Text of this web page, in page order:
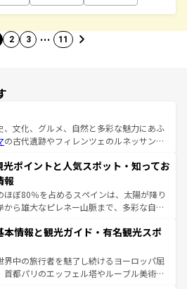
2 3 … 11
、文化、グルメ、自然と多彩な魅力にあふ
の古代遺跡やフィレンツェのルネッサンス
ナの美しい田園風景やアマルフィ海岸の絶
観も見逃せない。観光の合間には、本場の
ど、絶品のイタリア料理を堪能することも
めてから夜眠るまで、すべての瞬間を楽し
タリア情報はコンテンツ一覧を参照してほ
光ポイントと人気スポット・知ってお
報
ほぼ80％を占めるスペインは、太陽が降り
から雄大なピレネー山脈まで、多彩な自然
の国では、情熱的なフラメンコ、熱気あふ
て美味しいタパスが生活の一部となってい
ードの洗練された雰囲気や、バルセロナの
街角から、地方では古代ローマ遺跡や中世
本情報と観光ガイド・有名観光スポ
界中の旅行者を魅了し続けるヨーロッパ屈
首都パリのエッフェル塔やルーブル美術館